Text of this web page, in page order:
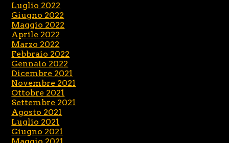
Luglio 2022
Giugno 2022
Maggio 2022
Aprile 2022
Marzo 2022
Febbraio 2022
Gennaio 2022
Dicembre 2021
Novembre 2021
Ottobre 2021
Settembre 2021
Agosto 2021
Luglio 2021
Giugno 2021